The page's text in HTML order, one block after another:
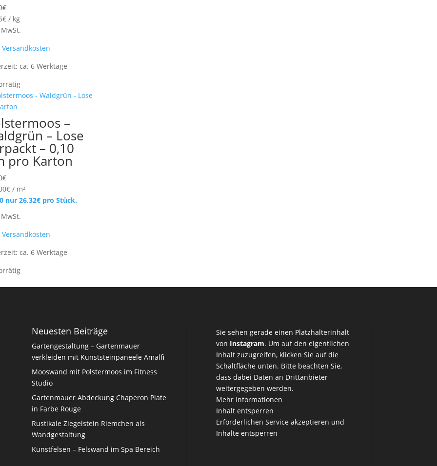
€
€/ kg
Versandkosten
ca. 6 Werktage
–
– Lose
– 0,10
pro Karton
€
€/ m²
nur 26,32€pro Stück.
Versandkosten
ca. 6 Werktage
Neuesten Beiträge
Gartengestaltung – Gartenmauer
verkleiden mit Kunststeinpaneele Amalfi
Mooswand mit Polstermoos im Fitness
Studio
Gartenmauer Abdeckung Chaperon Plate
in Farbe Rouge
Rustikale Ziegelstein Riemchen als
Wandgestaltung
Kunstfelsen – Felswand im Spa Bereich
Sie sehen gerade einen Platzhalterinhalt
von Instagram. Um auf den eigentlichen
Inhalt zuzugreifen, klicken Sie auf die
Schaltfläche unten. Bitte beachten Sie,
dass dabei Daten an Drittanbieter
weitergegeben werden.
Mehr Informationen
Inhalt entsperren
Erforderlichen Service akzeptieren und
Inhalte entsperren